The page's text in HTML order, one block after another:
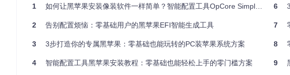
学习成本：降低门槛
传统方式：需要学习大量专业知识，入门困难。智能配置工具：简化操作流程，降
1 如何让黑苹果安装像装软件一样简单？智能配置工具OpCore Simplify的零基础指南
2 告别配置烦恼：零基础用户的黑苹果EFI智能生成工具
3 3步打造你的专属黑苹果：零基础也能玩转的PC装苹果系统方案
4 智能配置工具黑苹果安装教程：零基础也能轻松上手的零门槛方案
6
7
8
9